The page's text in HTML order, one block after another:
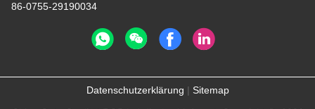
86-0755-29190034
Datenschutzerklärung | Sitemap